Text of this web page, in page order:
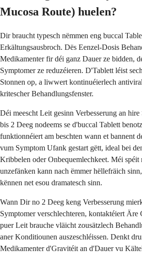
Mucosa Route) huelen?
Dir braucht typesch nëmmen eng buccal
Erkältungsausbroch. Dës Eenzel-Dosis
Medikamenter fir déi ganz Dauer ze bidden,
Symptomer ze reduzéieren. D'Tablett léist
Stonnen op, a liwwert kontinuéierlech
kritescher Behandlungsfenster.
Déi meescht Leit gesinn Verbesserung an hire
bis 2 Deeg nodeems se d'buccal Tablett
funktionnéiert am beschten wann et bannent
vum Symptom Ufank gestart gëtt, ideal bei
Kribbelen oder Onbequemlechkeet. Méi spéit
unzefänken kann nach ëmmer hëllefräich
kënnen net esou dramatesch sinn.
Wann Dir no 2 Deeg keng Verbesserung
Symptomer verschlechteren, kontaktéiert Äre
puer Leit brauche vläicht zousätzlech
aner Konditiounen auszeschléissen. Denkt
Medikamenter d'Gravitéit an d'Dauer vu